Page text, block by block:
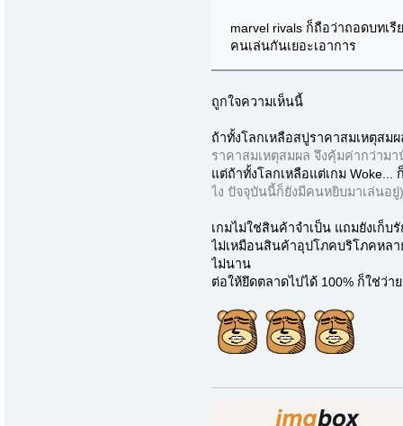
marvel rivals ก็ถือว่าถอดบทเ
คนเล่นกันเยอะเอาการ
ถูกใจความเห็นนี้
ถ้าทั้งโลกเหลือสบู่ราคาสมเหตุสม
ราคาสมเหตุสมผล จึงคุ้มค่ากว่าม
แต่ถ้าทั้งโลกเหลือแต่เกม Woke...
ไง ปัจจุบันนี้ก็ยังมีคนหยิบมาเล่นอ
เกมไม่ใช่สินค้าจำเป็น แถมยังเก็บ
ไม่เหมือนสินค้าอุปโภคบริโภคหลา
ไม่นาน
ต่อให้ยึดตลาดไปได้ 100% ก็ใช่ว่